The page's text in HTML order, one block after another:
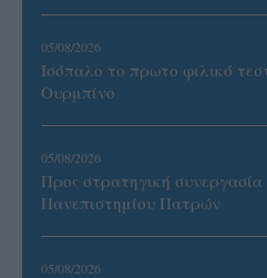
05/08/2026
Ισόπαλο το πρωτο φιλικό
Ουρμπίνο
05/08/2026
Προς στρατηγική
Πανεπιστημίου Πατρών
05/08/2026